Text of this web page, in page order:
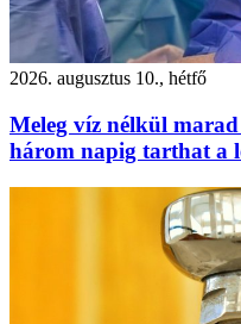
2026. augusztus 10., hétfő
Meleg víz nélkül
három napig tarthat a